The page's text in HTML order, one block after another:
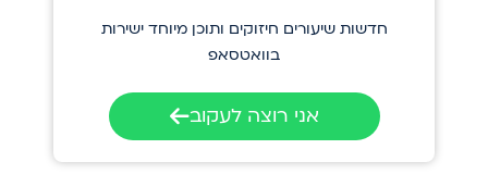
חדשות שיעורים חיזוקים ותוכן מיוחד ישירות
בוואטסאפ
אני רוצה לעקוב